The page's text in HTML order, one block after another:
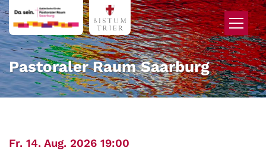
Zum Inhalt springen
Pastoraler Raum Saarburg
Fr. 14. Aug. 2026 19:00